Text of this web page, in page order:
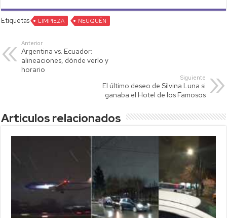
at
s
A
p
p
tt
er
p
y
Li
nk
ail m
Etiquetas LIMPIEZA NEUQUÉN
Anterior
Argentina vs. Ecuador:
alineaciones, dónde verlo y
horario
Siguiente
El último deseo de Silvina Luna si
ganaba el Hotel de los Famosos
Articulos relacionados